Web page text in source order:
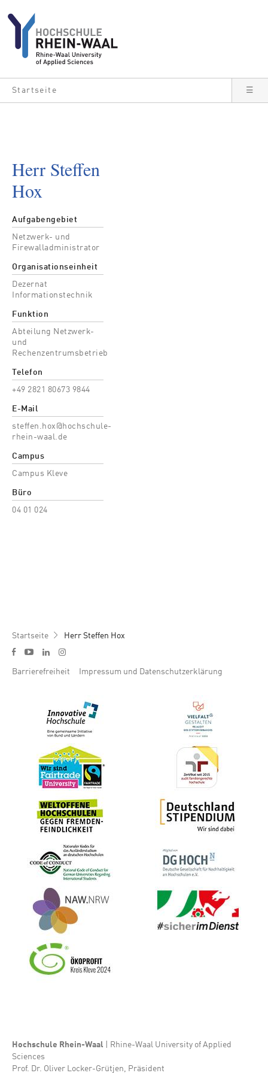
Startseite ☰
Herr Steffen
Hox
Aufgabengebiet
Netzwerk- und
Firewalladministrator
Organisationseinheit
Dezernat
Informationstechnik
Funktion
Abteilung Netzwerk-
und
Rechenzentrumsbetrieb
Telefon
+49 2821 80673 9844
E-Mail
steffen.hox@hochschule-
rhein-waal.de
Campus
Campus Kleve
Büro
04 01 024
Pfadnavigation
Startseite Herr Steffen Hox
Social media menu
f y l i
Footer menu
Barrierefreiheit Impressum und Datenschutzerklärung
Hochschule Rhein-Waal | Rhine-Waal University of Applied
Sciences
Prof. Dr. Oliver Locker-Grütjen, Präsident